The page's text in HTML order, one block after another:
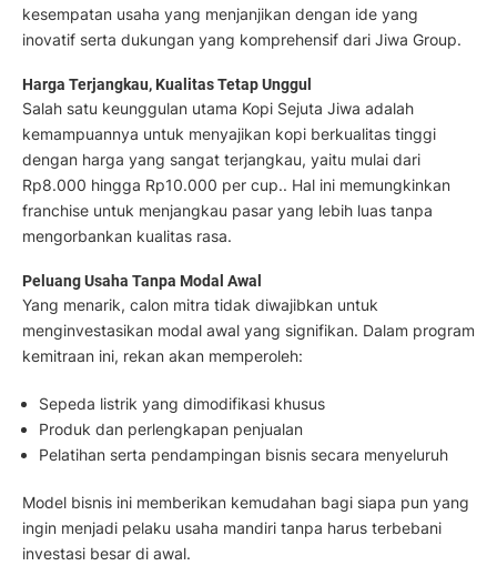
kesempatan usaha yang menjanjikan dengan ide yang
inovatif serta dukungan yang komprehensif dari Jiwa Group.
Harga Terjangkau, Kualitas Tetap Unggul
Salah satu keunggulan utama Kopi Sejuta Jiwa adalah
kemampuannya untuk menyajikan kopi berkualitas tinggi
dengan harga yang sangat terjangkau, yaitu mulai dari
Rp8.000 hingga Rp10.000 per cup.. Hal ini memungkinkan
franchise untuk menjangkau pasar yang lebih luas tanpa
mengorbankan kualitas rasa.
Peluang Usaha Tanpa Modal Awal
Yang menarik, calon mitra tidak diwajibkan untuk
menginvestasikan modal awal yang signifikan. Dalam program
kemitraan ini, rekan akan memperoleh:
Sepeda listrik yang dimodifikasi khusus
Produk dan perlengkapan penjualan
Pelatihan serta pendampingan bisnis secara menyeluruh
Model bisnis ini memberikan kemudahan bagi siapa pun yang
ingin menjadi pelaku usaha mandiri tanpa harus terbebani
investasi besar di awal.